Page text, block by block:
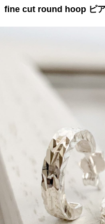
fine cut round hoop ピ